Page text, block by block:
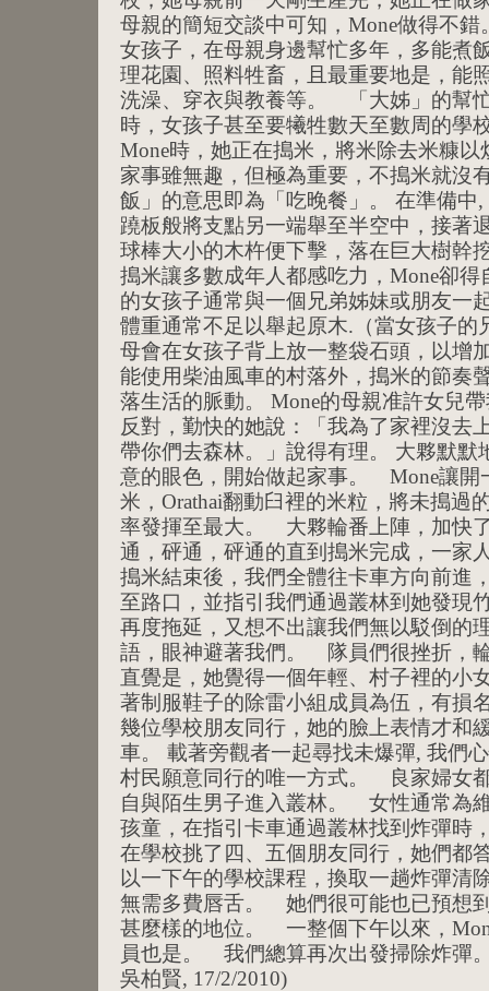
母親的簡短交談中可知，Mone做得不
女孩子，在母親身邊幫忙多年，多能煮
理花園、照料牲畜，且最重要地是，能
洗澡、穿衣與教養等。 「大姊」的幫
時，女孩子甚至要犧牲數天至數周的學
Mone時，她正在搗米，將米除去米糠
家事雖無趣，但極為重要，不搗米就
飯」的意思即為「吃晚餐」。 在準備中
蹺板般將支點另一端舉至半空中，接著
球棒大小的木杵便下擊，落在巨大樹幹
搗米讓多數成年人都感吃力，Mone卻
的女孩子通常與一個兄弟姊妹或朋友一
體重通常不足以舉起原木.（當女孩子的
母會在女孩子背上放一整袋石頭，以增
能使用柴油風車的村落外，搗米的節奏
落生活的脈動。 Mone的母親准許女兒
反對，勤快的她說：「我為了家裡沒去
帶你們去森林。」說得有理。 大夥默默
意的眼色，開始做起家事。 Mone讓開
米，Orathai翻動臼裡的米粒，將未搗過
率發揮至最大。 大夥輪番上陣，加快
通，砰通，砰通的直到搗米完成，一家
搗米結束後，我們全體往卡車方向前進
至路口，並指引我們通過叢林到她發
再度拖延，又想不出讓我們無以駁倒的
語，眼神避著我們。 隊員們很挫折，
直覺是，她覺得一個年輕、村子裡的小
著制服鞋子的除雷小組成員為伍，有
幾位學校朋友同行，她的臉上表情才和
車。 載著旁觀者一起尋找未爆彈, 我們
村民願意同行的唯一方式。 良家婦女
自與陌生男子進入叢林。 女性通常為
孩童，在指引卡車通過叢林找到炸彈時
在學校挑了四、五個朋友同行，她們都
以一下午的學校課程，換取一趟炸彈清
無需多費唇舌。 她們很可能也已預想
甚麼樣的地位。 一整個下午以來，
員也是。 我們總算再次出發掃除炸彈
吳柏賢, 17/2/2010)